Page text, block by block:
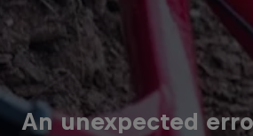
An unexpected